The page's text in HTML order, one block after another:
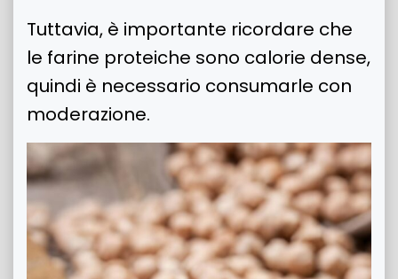
Tuttavia, è importante ricordare che
le farine proteiche sono calorie dense,
quindi è necessario consumarle con
moderazione.